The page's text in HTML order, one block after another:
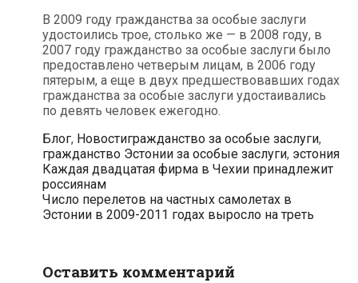
В 2009 году гражданства за особые заслуги
удостоились трое, столько же — в 2008 году, в
2007 году гражданство за особые заслуги было
предоставлено четверым лицам, в 2006 году
пятерым, а еще в двух предшествовавших годах
гражданства за особые заслуги удостаивались
по девять человек ежегодно.
Рубрики
Блог, НовостиМетки
гражданство за особые заслуги,
гражданство Эстонии за особые заслуги, эстония
Навигация
по
записям
Каждая двадцатая фирма в Чехии принадлежит
россиянам
Число перелетов на частных самолетах в
Эстонии в 2009-2011 годах выросло на треть
Оставить комментарий